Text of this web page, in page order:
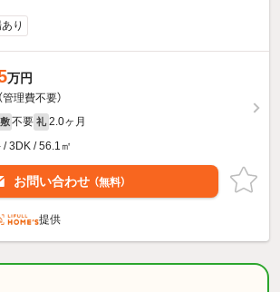
り
万円
（管理費不要）
敷 不要 礼 2.0ヶ月
/ 3DK / 56.1㎡
お問い合わせ （無料）
提供